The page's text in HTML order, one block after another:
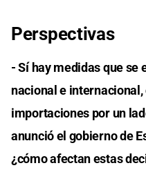
Perspectivas
- Sí hay medidas que se
nacional e
importaciones por un
anunció el gobierno de
¿cómo afectan estas